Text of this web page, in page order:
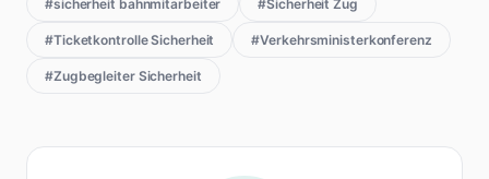
#sicherheit bahnmitarbeiter #Sicherheit Zug
#Ticketkontrolle Sicherheit #Verkehrsministerkonferenz
#Zugbegleiter Sicherheit